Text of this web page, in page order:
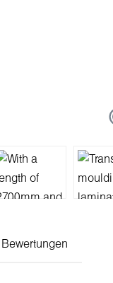
Bewertungen